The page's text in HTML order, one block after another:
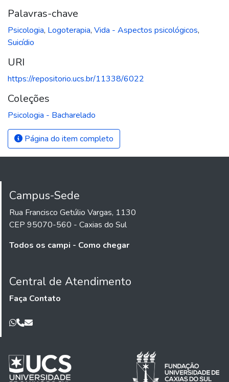
Palavras-chave
Psicologia, Logoterapia, Vida - Aspectos psicológicos,
Suicídio
URI
https://repositorio.ucs.br/11338/6022
Coleções
Psicologia - Bacharelado
Página do item completo
Campus-Sede
Rua Francisco Getúlio Vargas, 1130
CEP 95070-560 - Caxias do Sul
Todos os campi - Como chegar
Central de Atendimento
Faça Contato